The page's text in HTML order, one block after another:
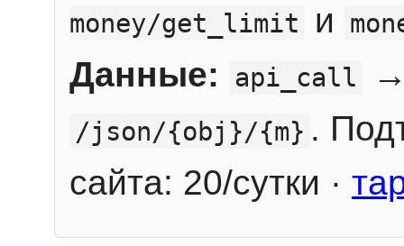
money/get_limit и
Данные: api_call
/json/{obj}/{m} .
сайта: 20/сутки ·